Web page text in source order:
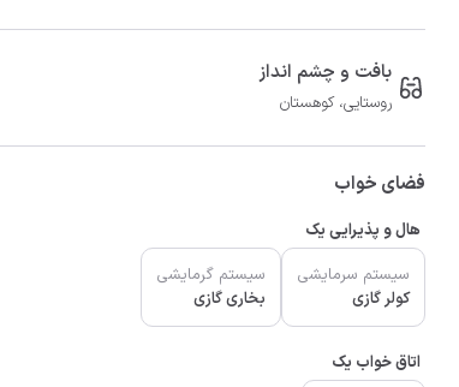
بافت و چشم انداز
روستایی، کوهستان
فضای خواب
هال و پذیرایی یک
سیستم سرمایشی
کولر گازی
سیستم گرمایشی
بخاری گازی
اتاق خواب یک